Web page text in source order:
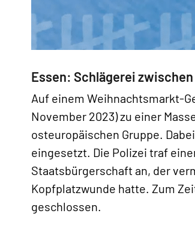
«
Essen: Schlägerei
Auf einem Weihnachtsmarkt-
November 2023) zu einer
osteuropäischen Gruppe.
eingesetzt. Die Polizei traf
Staatsbürgerschaft an, der
Kopfplatzwunde hatte. Zum
geschlossen.